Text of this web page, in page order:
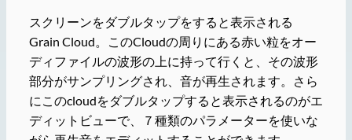
スクリーンをダブルタップをすると表示される
Grain Cloud。このCloudの周りにある赤い粒をオー
ディファイルの波形の上に持って行くと、その波形
部分がサンプリングされ、音が再生されます。さら
にこのcloudをダブルタップすると表示されるのがエ
ディットビューで、７種類のパラメーターを使いな